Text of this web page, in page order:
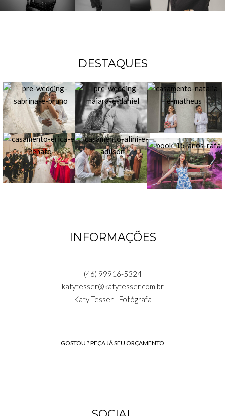
DESTAQUES
INFORMAÇÕES
(46) 99916-5324
katytesser@katytesser.com.br
Katy Tesser - Fotógrafa
GOSTOU ? PEÇA JÁ SEU ORÇAMENTO